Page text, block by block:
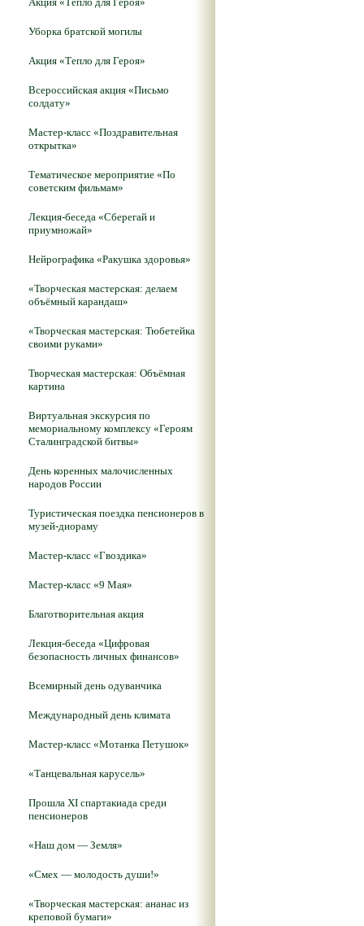
Уборка братской могилы
Акция «Тепло для Героя»
Всероссийская акция «Письмо
солдату»
Мастер-класс «Поздравительная
открытка»
Тематическое мероприятие «По
советским фильмам»
Лекция-беседа «Сберегай и
приумножай»
Нейрографика «Ракушка здоровья»
«Творческая мастерская: делаем
объёмный карандаш»
«Творческая мастерская: Тюбетейка
своими руками»
Творческая мастерская: Объёмная
картина
Виртуальная экскурсия по
мемориальному комплексу «Героям
Сталинградской битвы»
День коренных малочисленных
народов России
Туристическая поездка пенсионеров в
музей-диораму
Мастер-класс «Гвоздика»
Мастер-класс «9 Мая»
Благотворительная акция
Лекция-беседа «Цифровая
безопасность личных финансов»
Всемирный день одуванчика
Международный день климата
Мастер-класс «Мотанка Петушок»
«Танцевальная карусель»
Прошла XI спартакиада среди
пенсионеров
«Наш дом — Земля»
«Смех — молодость души!»
«Творческая мастерская: ананас из
креповой бумаги»